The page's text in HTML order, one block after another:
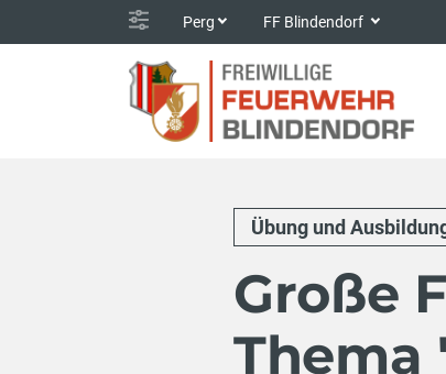
Perg FF Blindendorf
Übung und
Große
Thema